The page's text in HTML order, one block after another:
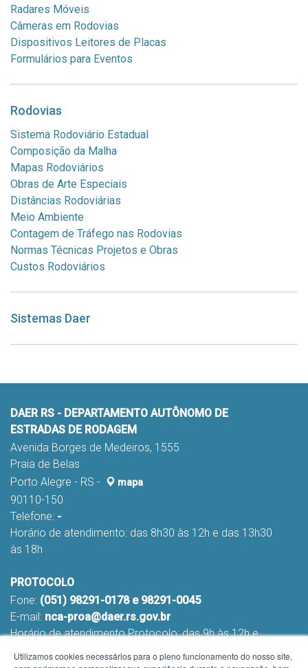
Radares Móveis
Câmeras em Rodovias
Dispositivos Leitores de Placas
Formulários para Eventos
Rodovias
Sistema Rodoviário Estadual
Composição da Malha
Mapas Rodoviários
Obras de Arte Especiais
Distâncias Rodoviárias
Meio Ambiente
Contagem de Tráfego nas Rodovias
Normas Técnicas Projetos e Obras
Custos Rodoviários
Sistemas Daer
DAER RS - DEPARTAMENTO AUTÔNOMO DE
ESTRADAS DE RODAGEM
Avenida Borges de Medeiros, 1555
Praia de Belas
Porto Alegre - RS -
mapa
90110-150
Telefone: -
Horário de atendimento: das 8h30 às 12h e das 13h30
às 18h
PROTOCOLO
Fone: (051) 98291-0178 e 98291-0045
E-mail: nca-proa@daer.rs.gov.br
Horário de atendimento Protocolo: das 9h às 12h e
Utilizamos cookies necessários para o pleno funcionamento do nosso site,